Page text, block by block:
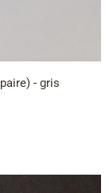
- gris